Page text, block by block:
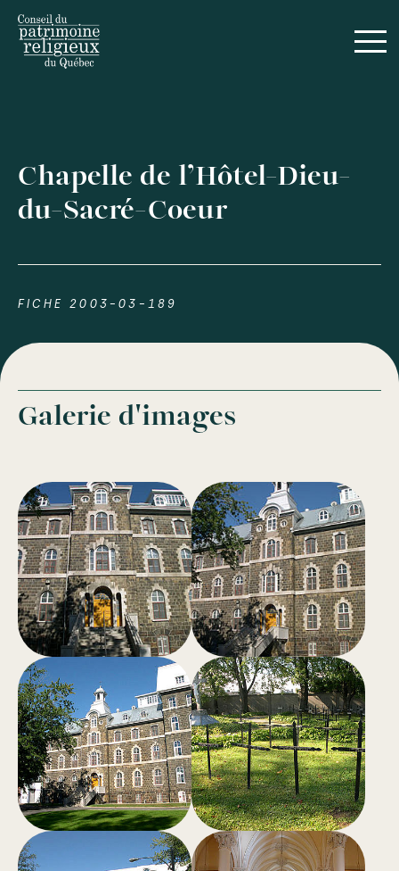
Chapelle de l’Hôtel-Dieu-
du-Sacré-Coeur
FICHE 2003-03-189
Galerie d'images